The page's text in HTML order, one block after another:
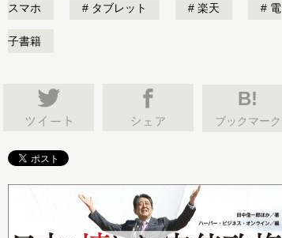
スマホ タブレット 楽天 電
子書籍
B!
ブックマーク